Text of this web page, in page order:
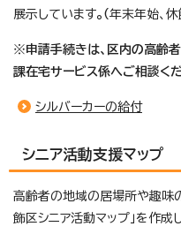
展示しています。（年末年始、休
※申請手続きは、区内の高齢
課在宅サービス係へご相談くだ
シルバーカーの給付
シニア活動支援マップ
高齢者の地域の居場所や趣味
飾区シニア活動マップ」を作成